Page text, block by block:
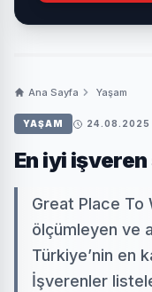
Ana Sayfa Yaşam
YAŞAM 24.08.2025
En iyi
Great Place To
ölçümleyen ve
Türkiye’nin en
İşverenler